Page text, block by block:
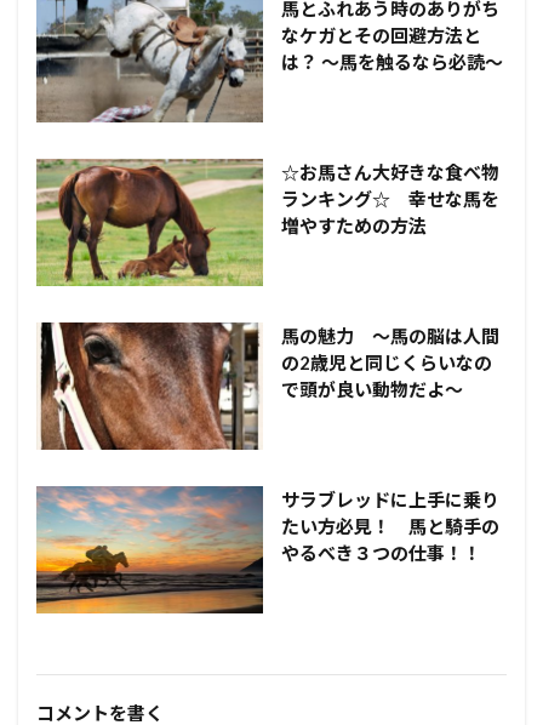
馬とふれあう時のありがち
なケガとその回避方法と
は？ ～馬を触るなら必読～
☆お馬さん大好きな食べ物
ランキング☆ 幸せな馬を
増やすための方法
馬の魅力 ～馬の脳は人間
の2歳児と同じくらいなの
で頭が良い動物だよ～
サラブレッドに上手に乗り
たい方必見！ 馬と騎手の
やるべき３つの仕事！！
コメントを書く